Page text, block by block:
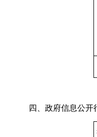
四、政府信息公